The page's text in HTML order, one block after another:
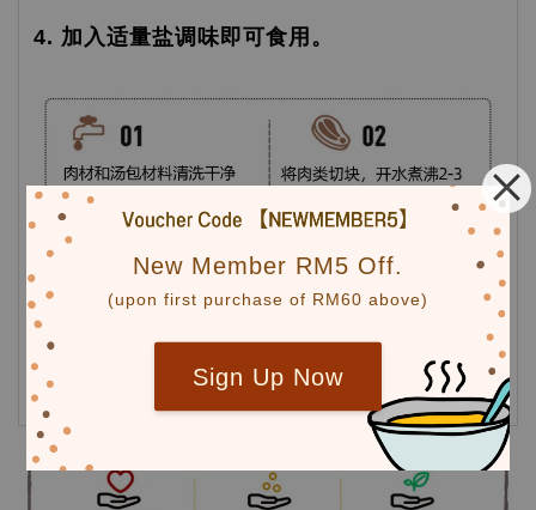
New Member RM5 Off.
(upon first purchase of RM60 above)
Sign Up Now
4. 加入适量盐调味即可食用。